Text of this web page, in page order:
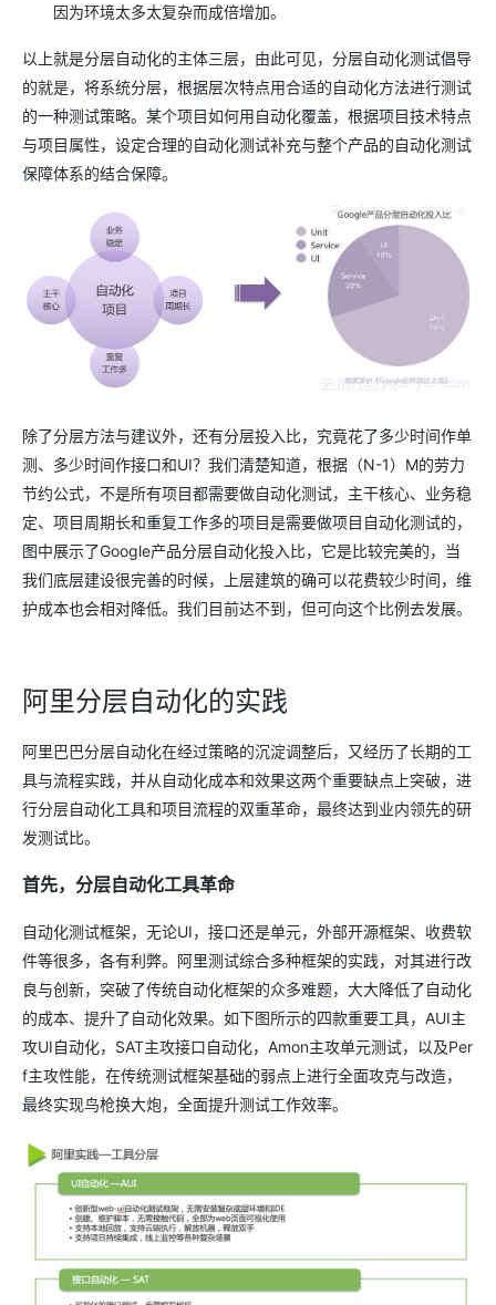
因为环境太多太复杂而成倍增加。
以上就是分层自动化的主体三层，由此可见，分层自动化测试倡导
的就是，将系统分层，根据层次特点用合适的自动化方法进行测试
的一种测试策略。某个项目如何用自动化覆盖，根据项目技术特点
与项目属性，设定合理的自动化测试补充与整个产品的自动化测试
保障体系的结合保障。
除了分层方法与建议外，还有分层投入比，究竟花了多少时间作单
测、多少时间作接口和UI？我们清楚知道，根据（N-1）M的劳力
节约公式，不是所有项目都需要做自动化测试，主干核心、业务稳
定、项目周期长和重复工作多的项目是需要做项目自动化测试的，
图中展示了Google产品分层自动化投入比，它是比较完美的，当
我们底层建设很完善的时候，上层建筑的确可以花费较少时间，维
护成本也会相对降低。我们目前达不到，但可向这个比例去发展。
阿里分层自动化的实践
阿里巴巴分层自动化在经过策略的沉淀调整后，又经历了长期的工
具与流程实践，并从自动化成本和效果这两个重要缺点上突破，进
行分层自动化工具和项目流程的双重革命，最终达到业内领先的研
发测试比。
首先，分层自动化工具革命
自动化测试框架，无论UI，接口还是单元，外部开源框架、收费软
件等很多，各有利弊。阿里测试综合多种框架的实践，对其进行改
良与创新，突破了传统自动化框架的众多难题，大大降低了自动化
的成本、提升了自动化效果。如下图所示的四款重要工具，AUI主
攻UI自动化，SAT主攻接口自动化，Amon主攻单元测试，以及Per
f主攻性能，在传统测试框架基础的弱点上进行全面攻克与改造，
最终实现鸟枪换大炮，全面提升测试工作效率。